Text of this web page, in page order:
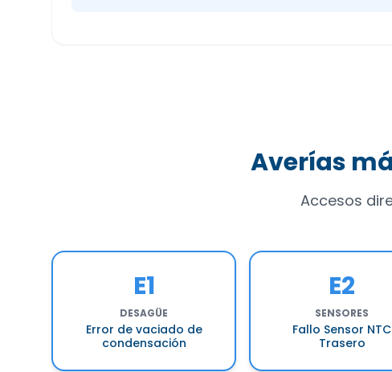
Averías
Accesos
E1
DESAGÜE
Error de vaciado de
condensación
E2
SENSORES
Fallo Sensor NTC
Trasero